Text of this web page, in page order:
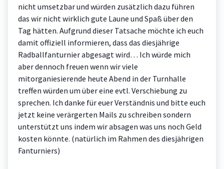
nicht umsetzbar und würden zusätzlich dazu führen
das wir nicht wirklich gute Laune und Spaß über den
Tag hätten. Aufgrund dieser Tatsache möchte ich euch
damit offiziell informieren, dass das diesjährige
Radballfanturnier abgesagt wird… Ich würde mich
aber dennoch freuen wenn wir viele
mitorganiesierende heute Abend in der Turnhalle
treffen würden um über eine evtl. Verschiebung zu
sprechen. Ich danke für euer Verständnis und bitte euch
jetzt keine verärgerten Mails zu schreiben sondern
unterstützt uns indem wir absagen was uns noch Geld
kosten könnte. (natürlich im Rahmen des diesjährigen
Fanturniers)